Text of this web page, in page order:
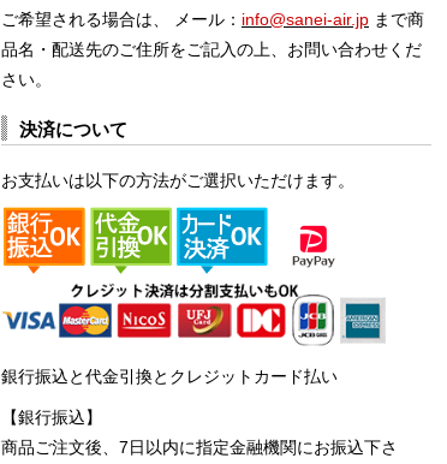
ご希望される場合は、 メール： info@sanei-air.jp まで商
品名・配送先のご住所をご記入の上、お問い合わせくだ
さい。
決済について
お支払いは以下の方法がご選択いただけます。
銀行振込と代金引換とクレジットカード払い
【銀行振込】
商品ご注文後、7日以内に指定金融機関にお振込下さ